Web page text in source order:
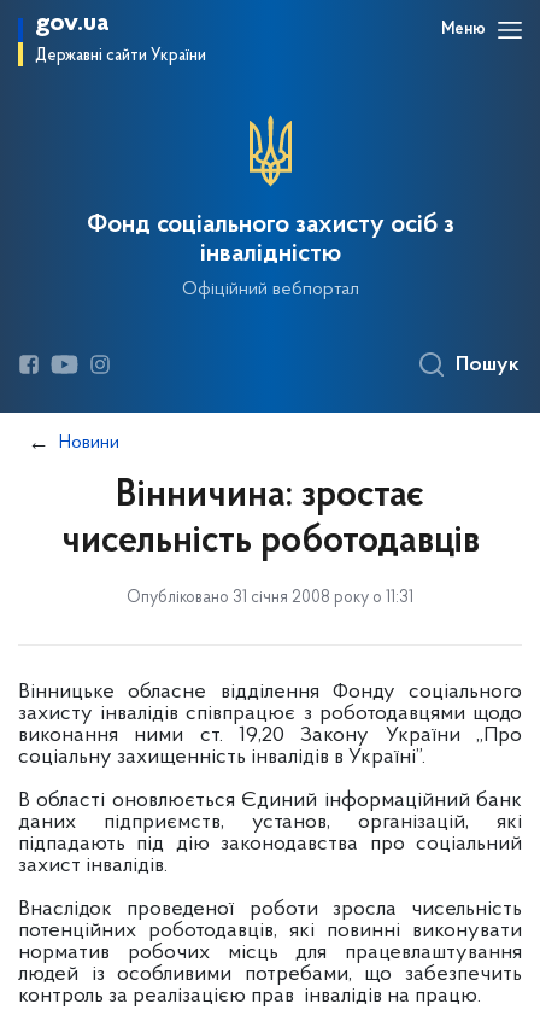
gov.ua
Державні сайти України
Меню
Фонд соціального захисту осіб з
інвалідністю
Офіційний вебпортал
Пошук
Новини
Вінничина: зростає
чисельність роботодавців
Опубліковано 31 січня 2008 року о 11:31
Вінницьке обласне відділення Фонду соціального
захисту інвалідів співпрацює з роботодавцями щодо
виконання ними ст. 19,20 Закону України „Про
соціальну захищенність інвалідів в Україні”.
В області оновлюється Єдиний інформаційний банк
даних підприємств, установ, організацій, які
підпадають під дію законодавства про соціальний
захист інвалідів.
Внаслідок проведеної роботи зросла чисельність
потенційних роботодавців, які повинні виконувати
норматив робочих місць для працевлаштування
людей із особливими потребами, що забезпечить
контроль за реалізацією прав інвалідів на працю.